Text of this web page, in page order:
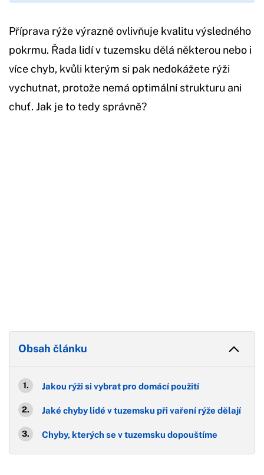
Příprava rýže výrazně ovlivňuje kvalitu výsledného
pokrmu. Řada lidí v tuzemsku dělá některou nebo i
více chyb, kvůli kterým si pak nedokážete rýži
vychutnat, protože nemá optimální strukturu ani
chuť. Jak je to tedy správně?
Obsah článku
Jakou rýži si vybrat pro domácí použití
Jaké chyby lidé v tuzemsku při vaření rýže dělají
Chyby, kterých se v tuzemsku dopouštíme